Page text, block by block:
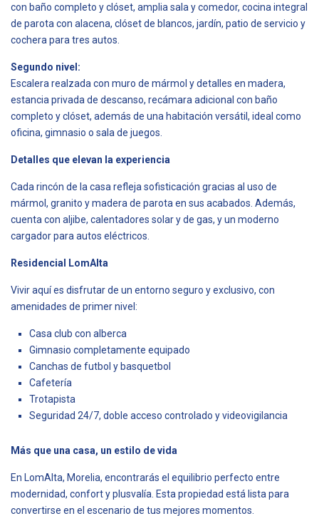
con baño completo y clóset, amplia sala y comedor, cocina integral
de parota con alacena, clóset de blancos, jardín, patio de servicio y
cochera para tres autos.
Segundo nivel:
Escalera realzada con muro de mármol y detalles en madera,
estancia privada de descanso, recámara adicional con baño
completo y clóset, además de una habitación versátil, ideal como
oficina, gimnasio o sala de juegos.
Detalles que elevan la experiencia
Cada rincón de la casa refleja sofisticación gracias al uso de
mármol, granito y madera de parota en sus acabados. Además,
cuenta con aljibe, calentadores solar y de gas, y un moderno
cargador para autos eléctricos.
Residencial LomAlta
Vivir aquí es disfrutar de un entorno seguro y exclusivo, con
amenidades de primer nivel:
Casa club con alberca
Gimnasio completamente equipado
Canchas de futbol y basquetbol
Cafetería
Trotapista
Seguridad 24/7, doble acceso controlado y videovigilancia
Más que una casa, un estilo de vida
En LomAlta, Morelia, encontrarás el equilibrio perfecto entre
modernidad, confort y plusvalía. Esta propiedad está lista para
convertirse en el escenario de tus mejores momentos.